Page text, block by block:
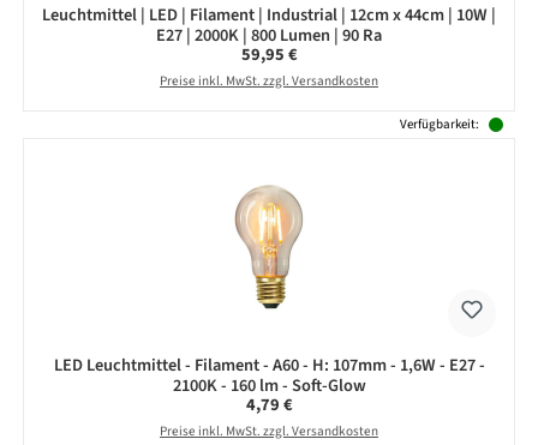
Leuchtmittel | LED | Filament | Industrial | 12cm x 44cm | 10W |
E27 | 2000K | 800 Lumen | 90 Ra
Regulärer Preis:
59,95 €
Preise inkl. MwSt. zzgl. Versandkosten
Verfügbarkeit:
LED Leuchtmittel - Filament - A60 - H: 107mm - 1,6W - E27 -
2100K - 160 lm - Soft-Glow
Regulärer Preis:
4,79 €
Preise inkl. MwSt. zzgl. Versandkosten